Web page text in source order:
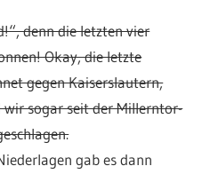
denn die letzten vier
Okay, die letzte
gegen Kaiserslautern,
wir sogar seit der Millerntor-
gab es dann